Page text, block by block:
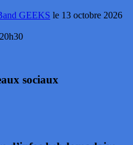
GEEKS le 13 octobre 2026
sociaux